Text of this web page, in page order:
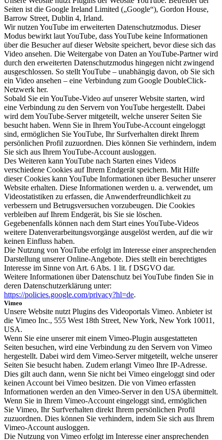
Seiten ist die Google Ireland Limited („Google“), Gordon House,
Barrow Street, Dublin 4, Irland.
Wir nutzen YouTube im erweiterten Datenschutzmodus. Dieser
Modus bewirkt laut YouTube, dass YouTube keine Informationen
über die Besucher auf dieser Website speichert, bevor diese sich das
Video ansehen. Die Weitergabe von Daten an YouTube-Partner wird
durch den erweiterten Datenschutzmodus hingegen nicht zwingend
ausgeschlossen. So stellt YouTube – unabhängig davon, ob Sie sich
ein Video ansehen – eine Verbindung zum Google DoubleClick-
Netzwerk her.
Sobald Sie ein YouTube-Video auf unserer Website starten, wird
eine Verbindung zu den Servern von YouTube hergestellt. Dabei
wird dem YouTube-Server mitgeteilt, welche unserer Seiten Sie
besucht haben. Wenn Sie in Ihrem YouTube-Account eingeloggt
sind, ermöglichen Sie YouTube, Ihr Surfverhalten direkt Ihrem
persönlichen Profil zuzuordnen. Dies können Sie verhindern, indem
Sie sich aus Ihrem YouTube-Account ausloggen.
Des Weiteren kann YouTube nach Starten eines Videos
verschiedene Cookies auf Ihrem Endgerät speichern. Mit Hilfe
dieser Cookies kann YouTube Informationen über Besucher unserer
Website erhalten. Diese Informationen werden u. a. verwendet, um
Videostatistiken zu erfassen, die Anwenderfreundlichkeit zu
verbessern und Betrugsversuchen vorzubeugen. Die Cookies
verbleiben auf Ihrem Endgerät, bis Sie sie löschen.
Gegebenenfalls können nach dem Start eines YouTube-Videos
weitere Datenverarbeitungsvorgänge ausgelöst werden, auf die wir
keinen Einfluss haben.
Die Nutzung von YouTube erfolgt im Interesse einer ansprechenden
Darstellung unserer Online-Angebote. Dies stellt ein berechtigtes
Interesse im Sinne von Art. 6 Abs. 1 lit. f DSGVO dar.
Weitere Informationen über Datenschutz bei YouTube finden Sie in
deren Datenschutzerklärung unter:
https://policies.google.com/privacy?hl=de.
Vimeo
Unsere Website nutzt Plugins des Videoportals Vimeo. Anbieter ist
die Vimeo Inc., 555 West 18th Street, New York, New York 10011,
USA.
Wenn Sie eine unserer mit einem Vimeo-Plugin ausgestatteten
Seiten besuchen, wird eine Verbindung zu den Servern von Vimeo
hergestellt. Dabei wird dem Vimeo-Server mitgeteilt, welche unserer
Seiten Sie besucht haben. Zudem erlangt Vimeo Ihre IP-Adresse.
Dies gilt auch dann, wenn Sie nicht bei Vimeo eingeloggt sind oder
keinen Account bei Vimeo besitzen. Die von Vimeo erfassten
Informationen werden an den Vimeo-Server in den USA übermittelt.
Wenn Sie in Ihrem Vimeo-Account eingeloggt sind, ermöglichen
Sie Vimeo, Ihr Surfverhalten direkt Ihrem persönlichen Profil
zuzuordnen. Dies können Sie verhindern, indem Sie sich aus Ihrem
Vimeo-Account ausloggen.
Die Nutzung von Vimeo erfolgt im Interesse einer ansprechenden